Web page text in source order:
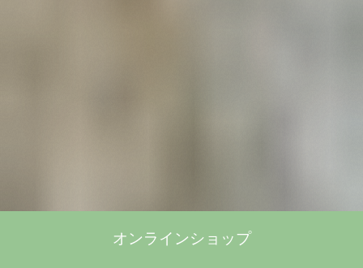
オンラインショップ